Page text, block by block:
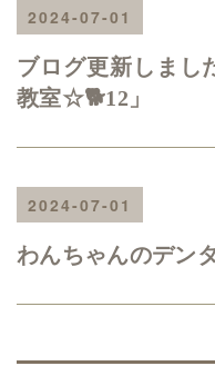
2024-07-01
ブログ更新しまし
教室☆🐕12」
2024-07-01
わんちゃんのデン